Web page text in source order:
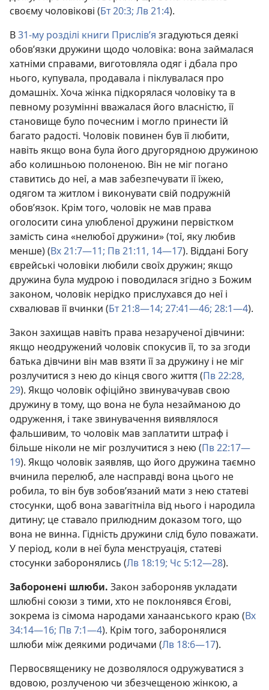
своєму чоловікові (Бт 20:3; Лв 21:4).
В31-му розділі книги Прислів’я згадуються деякі
обов’язки дружини щодо чоловіка: вона займалася
хатніми справами, виготовляла одяг і дбала про
нього, купувала, продавала і піклувалася про
домашніх. Хоча жінка підкорялася чоловіку та в
певному розумінні вважалася його власністю, її
становище було почесним і могло принести їй
багато радості. Чоловік повинен був її любити,
навіть якщо вона була його другорядною дружиною
або колишньою полоненою. Він не міг погано
ставитись до неї, а мав забезпечувати її їжею,
одягом та житлом і виконувати свій подружній
обов’язок. Крім того, чоловік не мав права
оголосити сина улюбленої дружини первістком
замість сина «нелюбої дружини» (тої, яку любив
менше) (Вх 21:7—11; Пв 21:11, 14—17). Віддані Богу
єврейські чоловіки любили своїх дружин; якщо
дружина була мудрою і поводилася згідно з Божим
законом, чоловік нерідко прислухався до неї і
схвалював її вчинки (Бт 21:8—14; 27:41—46; 28:1—4).
Закон захищав навіть права незарученої дівчини:
якщо неодружений чоловік спокусив її, то за згоди
батька дівчини він мав взяти її за дружину і не міг
розлучитися з нею до кінця свого життя (Пв 22:28,
29). Якщо чоловік офіційно звинувачував свою
дружину в тому, що вона не була незайманою до
одруження, і таке звинувачення виявлялося
фальшивим, то чоловік мав заплатити штраф і
більше ніколи не міг розлучитися з нею (Пв 22:17—
19). Якщо чоловік заявляв, що його дружина таємно
вчинила перелюб, але насправді вона цього не
робила, то він був зобов’язаний мати з нею статеві
стосунки, щоб вона завагітніла від нього і народила
дитину; це ставало прилюдним доказом того, що
вона не винна. Гідність дружини слід було поважати.
У період, коли в неї була менструація, статеві
стосунки заборонялись (Лв 18:19; Чс 5:12—28).
Заборонені шлюби. Закон забороняв укладати
шлюбні союзи з тими, хто не поклонявся Єгові,
зокрема із сімома народами ханаанського краю (Вх
34:14—16; Пв 7:1—4). Крім того, заборонялися
шлюби між деякими родичами (Лв 18:6—17).
Первосвященику не дозволялося одружуватися з
вдовою, розлученою чи збезчещеною жінкою, а